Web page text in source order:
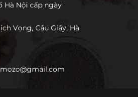
Hà Nội cấp ngày
Vọng, Cầu Giấy, Hà